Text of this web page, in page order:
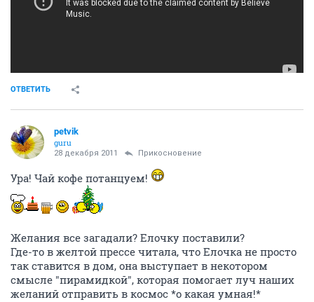
ОТВЕТИТЬ
petvik
guru
28 декабря 2011 Прикосновение
Ура! Чай кофе потанцуем!
Желания все загадали? Елочку поставили?
Где-то в желтой прессе читала, что Елочка не просто
так ставится в дом, она выступает в некотором
смысле "пирамидкой", которая помогает луч наших
желаний отправить в космос *о какая умная!*